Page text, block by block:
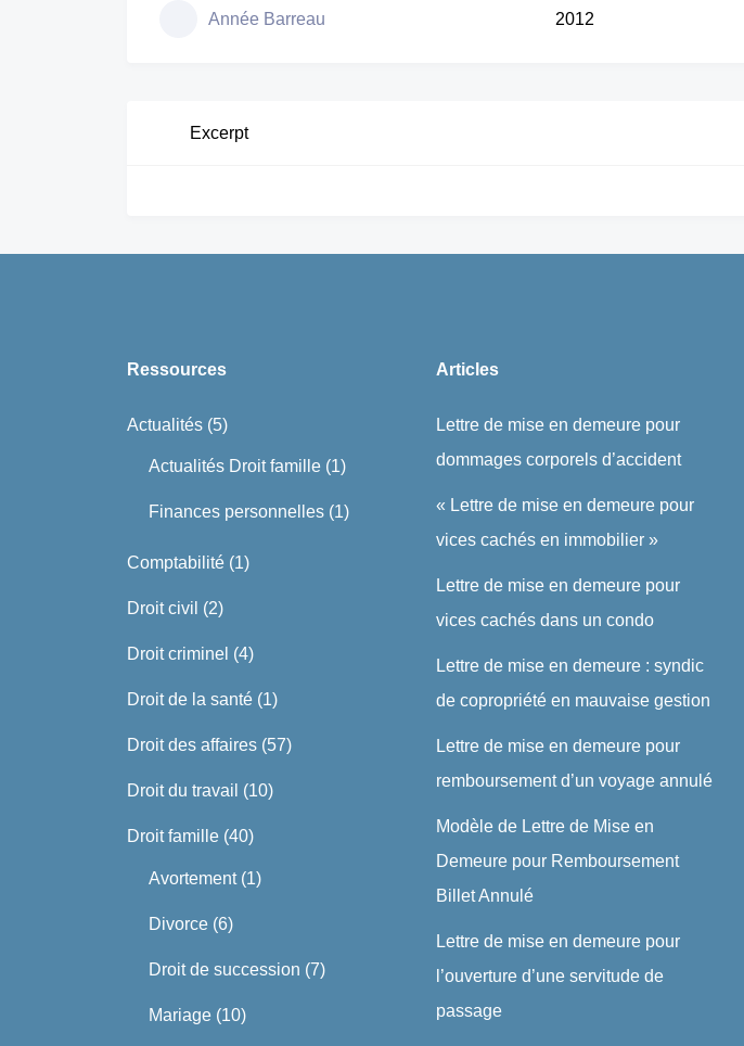
Année Barreau 2012
Excerpt
Ressources
Actualités (5)
Actualités Droit famille (1)
Finances personnelles (1)
Comptabilité (1)
Droit civil (2)
Droit criminel (4)
Droit de la santé (1)
Droit des affaires (57)
Droit du travail (10)
Droit famille (40)
Avortement(1)
Divorce (6)
Droit de succession (7)
Mariage (10)
Articles
Lettre de mise en demeure pour
dommages corporels d’accident
« Lettre de mise en demeure pour
vices cachés en immobilier »
Lettre de mise en demeure pour
vices cachés dans un condo
Lettre de mise en demeure : syndic
de copropriété en mauvaise gestion
Lettre de mise en demeure pour
remboursement d’un voyage annulé
Modèle de Lettre de Mise en
Demeure pour Remboursement
Billet Annulé
Lettre de mise en demeure pour
l’ouverture d’une servitude de
passage